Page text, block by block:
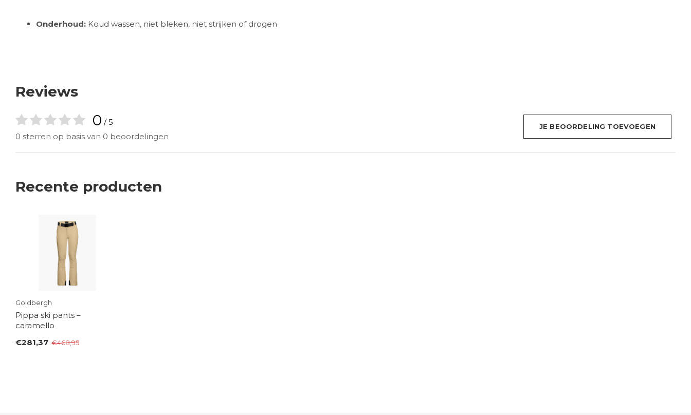
Onderhoud: Koud wassen, niet bleken, niet strijken of drogen
Reviews
0 / 5
0 sterren op basis van 0 beoordelingen
JE BEOORDELING TOEVOEGEN
Recente producten
Goldbergh
Pippa ski pants –
caramello
€281,37 €468,95